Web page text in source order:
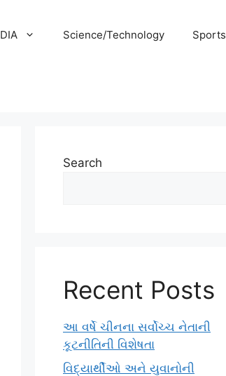
Science/Technology Sports
Search
Recent Posts
આ વર્ષે ચીનના સર્વોચ્ચ નેતાની
કૂટનીતિની વિશેષતા
વિદ્યાર્થીઓ અને યુવાનોની